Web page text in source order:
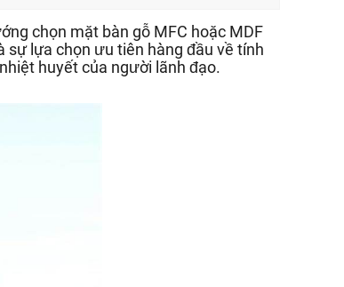
chọn mặt bàn gỗ MFC hoặc MDF
lựa chọn ưu tiên hàng đầu về tính
huyết của người lãnh đạo.